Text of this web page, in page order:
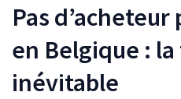
Pas
en Belgique :
inévitable